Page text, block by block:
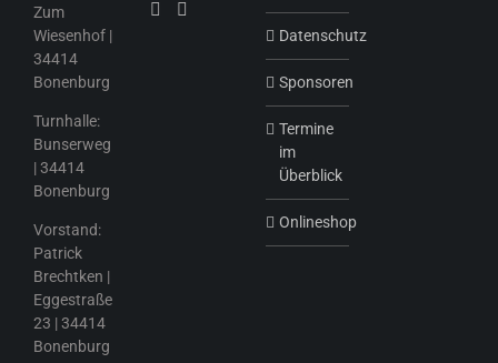
Zum
Wiesenhof |
34414
Bonenburg
Turnhalle:
Bunserweg
| 34414
Bonenburg
Vorstand:
Patrick
Brechtken |
Eggestraße
23 | 34414
Bonenburg
Datenschutz
Sponsoren
Termine
im
Überblick
Onlineshop